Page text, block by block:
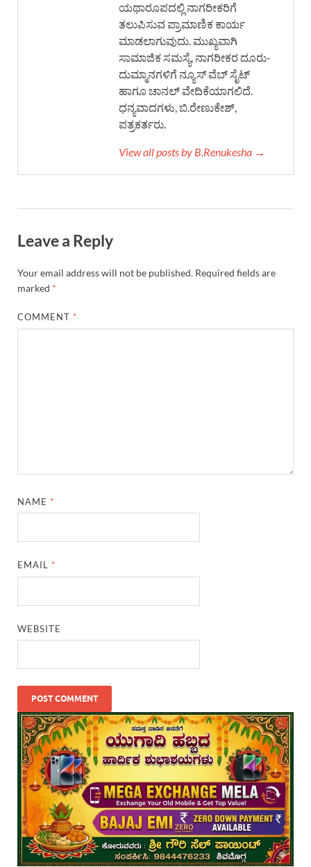
ಯಥಾರೂಪದಲ್ಲಿ ನಾಗರೀಕರಿಗೆ
ತಲುಪಿಸುವ ಪ್ರಾಮಾಣಿಕ ಕಾರ್ಯ
ಮಾಡಲಾಗುವುದು. ಮುಖ್ಯವಾಗಿ
ಸಾಮಾಜಿಕ ಸಮಸ್ಯೆ, ನಾಗರೀಕರ ದೂರು-
ದುಮ್ಮಾನಗಳಿಗೆ ನ್ಯೂಸ್ ವೆಬ್ ಸೈಟ್
ಹಾಗೂ ಚಾನಲ್ ವೇದಿಕೆಯಾಗಲಿದೆ.
ಧನ್ಯವಾದಗಳು, ಬಿ.ರೇಣುಕೇಶ್,
ಪತ್ರಕರ್ತರು.
View all posts by B.Renukesha →
Leave a Reply
Your email address will not be published. Required fields are
marked *
COMMENT *
NAME *
EMAIL *
WEBSITE